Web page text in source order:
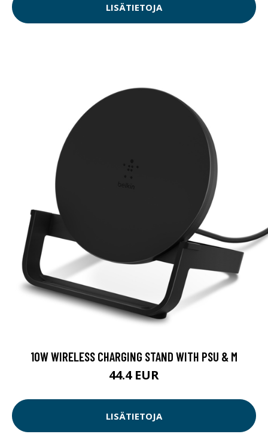
LISÄTIETOJA
10W WIRELESS CHARGING STAND WITH PSU & M
44.4 EUR
LISÄTIETOJA